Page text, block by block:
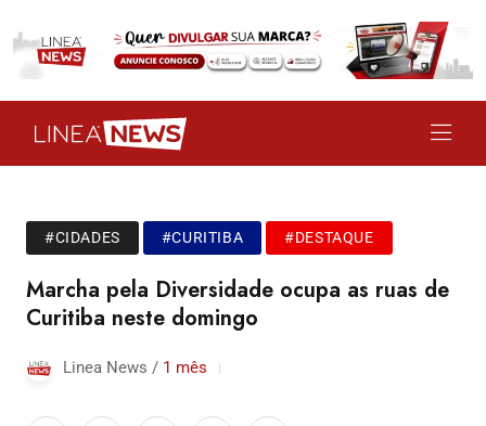
#CIDADES #CURITIBA #DESTAQUE
Marcha pela Diversidade ocupa as ruas de
Curitiba neste domingo
Linea News / 1 mês